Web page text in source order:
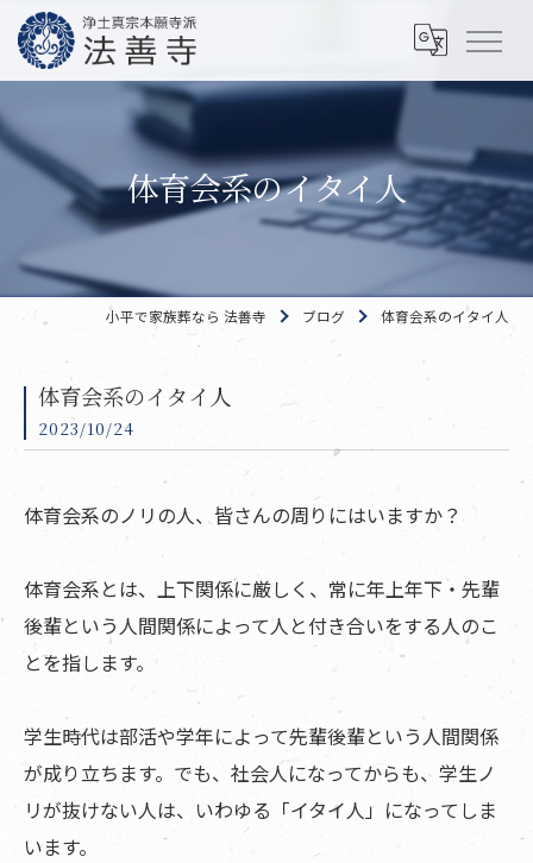
体育会系のイタイ人
小平で家族葬なら 法善寺 ブログ 体育会系のイタイ人
体育会系のイタイ人
2023/10/24
体育会系のノリの人、皆さんの周りにはいますか？
体育会系とは、上下関係に厳しく、常に年上年下・先輩
後輩という人間関係によって人と付き合いをする人のこ
とを指します。
学生時代は部活や学年によって先輩後輩という人間関係
が成り立ちます。でも、社会人になってからも、学生ノ
リが抜けない人は、いわゆる「イタイ人」になってしま
います。